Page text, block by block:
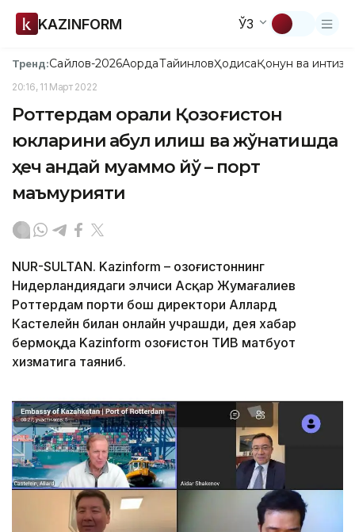
KAZINFORM ЎЗ
Тренд:Сайлов-2026АқордаТайинловҲодисаҚонун ва
20:16, 11 Март 2022
Роттердам орқали Қозоғистон
юкларини қабул қилиш ва жўнатишда
ҳеч қандай муаммо йўқ – порт
маъмурияти
NUR-SULTAN. Kazinform – Қозоғистоннинг
Нидерландиядаги элчиси Асқар Жумағалиев
Роттердам порти бош директори Аллард
Кастелейн билан онлайн учрашди, дея хабар
бермоқда Kazinform Қозоғистон ТИВ матбуот
хизматига таяниб.